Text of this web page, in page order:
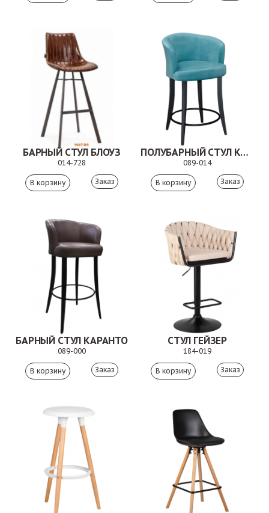
БАРНЫЙ СТУЛ БЛОУЗ
014-728
Заказ
ПОЛУБАРНЫЙ СТУЛ КАРАНТО
089-014
Заказ
БАРНЫЙ СТУЛ КАРАНТО
089-000
Заказ
СТУЛ ГЕЙЗЕР
184-019
Заказ